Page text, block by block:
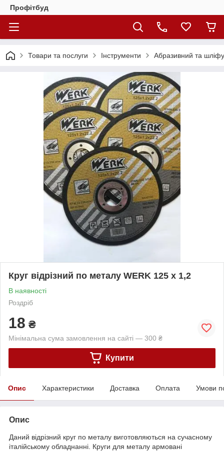
Профітбуд
Товари та послуги Інструменти Абразивний та
Круг відрізний по металу WERK 125 х 1,2
В наявності
Роздріб
18 ₴
Мінімальна сума замовлення на сайті — 300 ₴
Купити
Опис Характеристики Доставка Оплата Умови
Опис
Даний відрізний круг по металу виготовляються на сучасному
італійському обладнанні. Круги для металу армовані